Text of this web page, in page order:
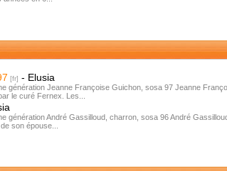
- Elusia
génération Jeanne Françoise Guichon, sosa 97 Jeanne
le curé Fernex. Les...
génération André Gassilloud, charron, sosa 96 André
son épouse...